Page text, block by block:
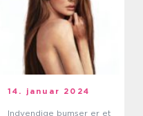
14. januar 2024
Indvendige bumser er et